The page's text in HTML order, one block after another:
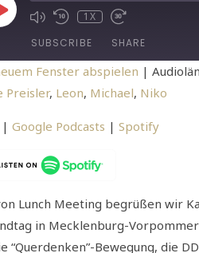
PLAY EPISODE
MUTE/UNMUTE EPISODE
REWIND 10 SECONDS
1X FAST FORWARD
SUBSCRIBE SHARE
Google Podcasts
Fenster abspielen |
Preisler, Leon, Michael, Niko
| Google Podcasts | Spotify
Lunch Meeting begrüßen wir
in Mecklenburg-
“Querdenken”-Bewegung, die